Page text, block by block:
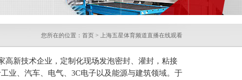
您所在的位置： 首页 > 上海五星体育频道直播在线观看
高新技术企业，定制化现场发泡密封、灌封，粘接
业、汽车、电气、3C电子以及能源与建筑领域。于